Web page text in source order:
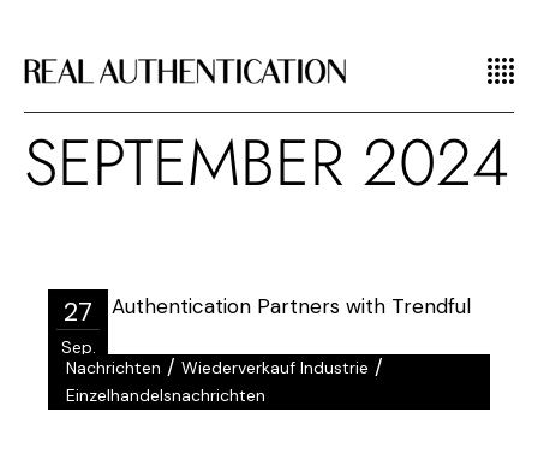
SEPTEMBER 2024
27
Sep.
Nachrichten /Wiederverkauf Industrie /
Einzelhandelsnachrichten